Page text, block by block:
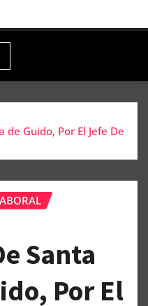
Guido, Por El Jefe De
Santa
Por El